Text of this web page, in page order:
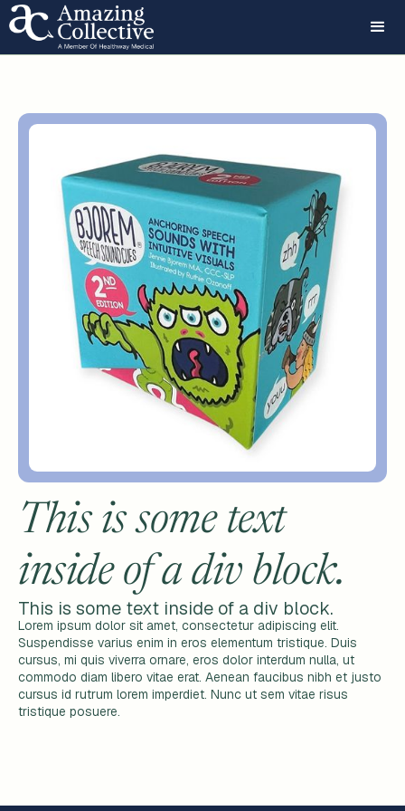
This is some text
inside of a div block.
This is some text inside of a div block.
Lorem ipsum dolor sit amet, consectetur adipiscing elit.
Suspendisse varius enim in eros elementum tristique. Duis
cursus, mi quis viverra ornare, eros dolor interdum nulla, ut
commodo diam libero vitae erat. Aenean faucibus nibh et justo
cursus id rutrum lorem imperdiet. Nunc ut sem vitae risus
tristique posuere.